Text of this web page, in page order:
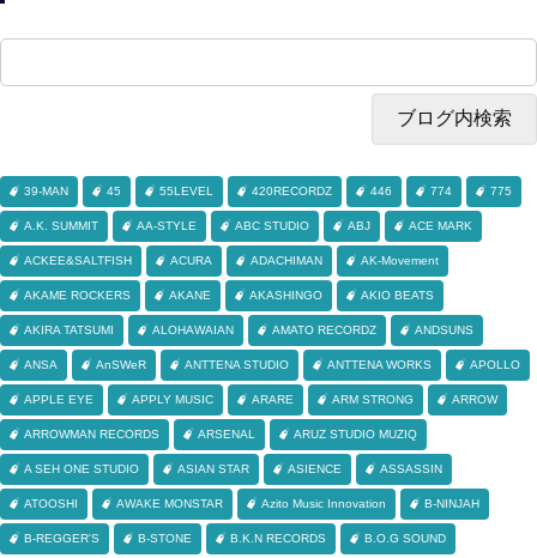
39-MAN 45 55LEVEL 420RECORDZ 446 774 775
A.K. SUMMIT AA-STYLE ABC STUDIO ABJ ACE MARK
ACKEE&SALTFISH ACURA ADACHIMAN AK-Movement
AKAME ROCKERS AKANE AKASHINGO AKIO BEATS
AKIRA TATSUMI ALOHAWAIAN AMATO RECORDZ ANDSUNS
ANSA AnSWeR ANTTENA STUDIO ANTTENA WORKS APOLLO
APPLE EYE APPLY MUSIC ARARE ARM STRONG ARROW
ARROWMAN RECORDS ARSENAL ARUZ STUDIO MUZIQ
A SEH ONE STUDIO ASIAN STAR ASIENCE ASSASSIN
ATOOSHI AWAKE MONSTAR Azito Music Innovation B-NINJAH
B-REGGER'S B-STONE B.K.N RECORDS B.O.G SOUND